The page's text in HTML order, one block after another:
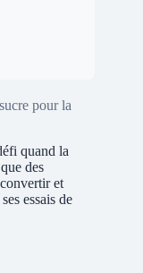
pour la
quand la
des
et
essais de